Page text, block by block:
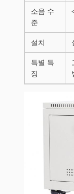
소음 수
준
설치
특별 특
징